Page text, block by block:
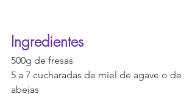
Ingredientes
500g de fresas
5 a 7 cucharadas de miel de agave o de
abejas